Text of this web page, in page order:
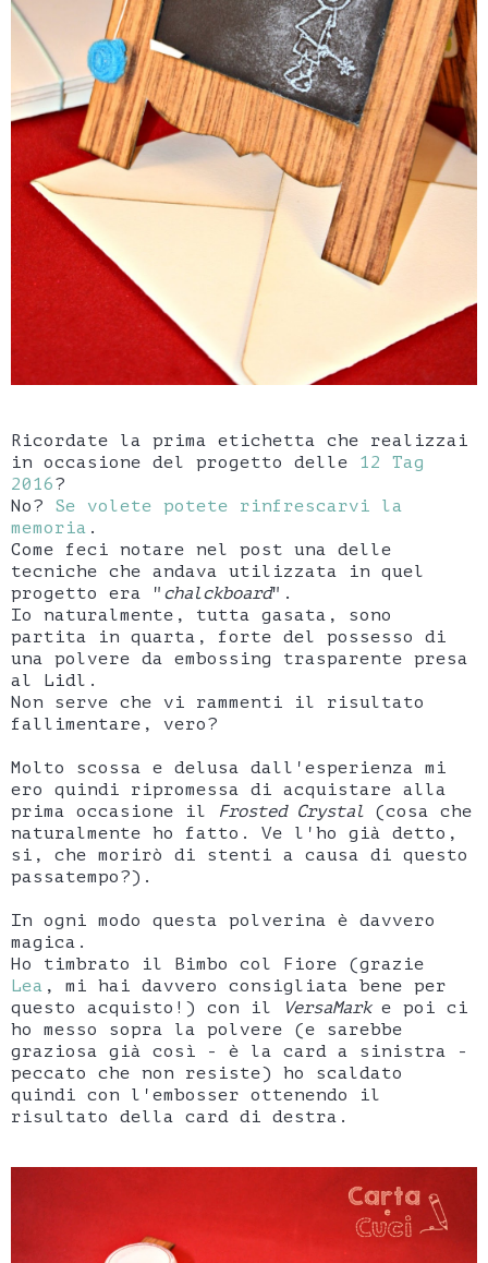
Ricordate la prima etichetta che realizzai
in occasione del progetto delle 12 Tag
2016?
No? Se volete potete rinfrescarvi la
memoria .
Come feci notare nel post una delle
tecniche che andava utilizzata in quel
progetto era " chalckboard".
Io naturalmente, tutta gasata, sono
partita in quarta, forte del possesso di
una polvere da embossing trasparente presa
al Lidl.
Non serve che vi rammenti il risultato
fallimentare, vero?
Molto scossa e delusa dall'esperienza mi
ero quindi ripromessa di acquistare alla
prima occasione il
Frosted Crystal (cosa che
naturalmente ho fatto. Ve l'ho già detto,
si, che morirò di stenti a causa di questo
passatempo?).
In ogni modo questa polverina è davvero
magica.
Ho timbrato il Bimbo col Fiore (grazie
Lea , mi hai davvero consigliata bene per
questo acquisto!) con il
VersaMark e poi ci
ho messo sopra la polvere (e sarebbe
graziosa già così - è la card a sinistra -
peccato che non resiste) ho scaldato
quindi con l'embosser ottenendo il
risultato della card di destra.